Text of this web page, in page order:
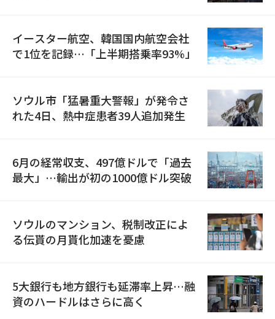
イースター航空、韓国国内航空会社
で1位を記録…「上半期搭乗率93%」
ソウル市「猛暑重大警報」が発令さ
れた4日、熱中症患者39人追加発生
6月の経常収支、497億ドルで「過去
最大」…輸出が初の1000億ドル突破
ソウルのマンション、税制改正によ
る伝貰の月貰化加速を憂慮
5大銀行も地方銀行も延滞率上昇…融
資のハードルはさらに高く